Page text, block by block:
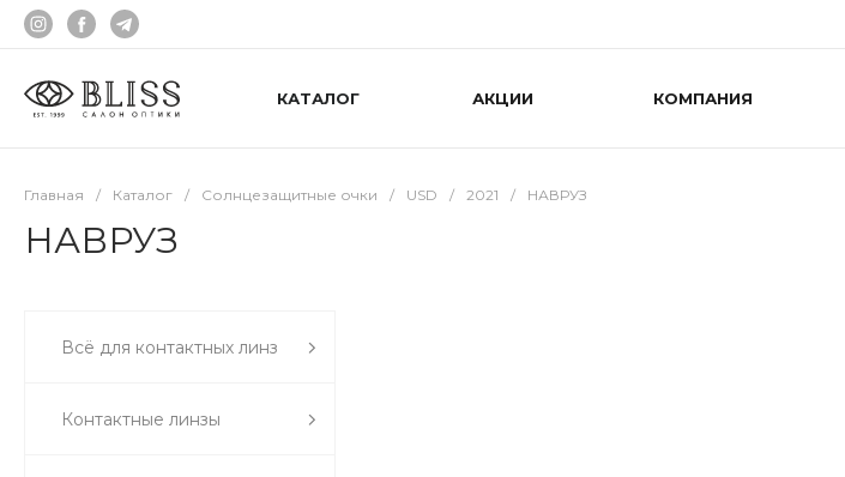
КАТАЛОГ АКЦИИ КОМПАНИЯ
Главная / Каталог / Солнцезащитные очки / USD / 2021 / НАВРУЗ
НАВРУЗ
Всё для контактных линз
Контактные линзы